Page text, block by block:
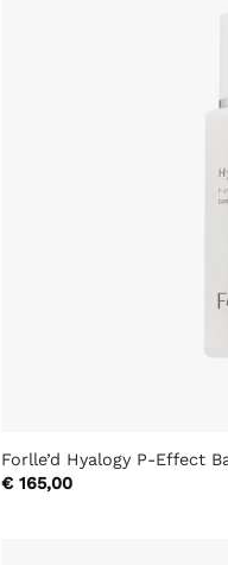
Forlle’d Hyalogy P-Effect
€ 165,00